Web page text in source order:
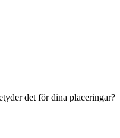
det för dina placeringar?